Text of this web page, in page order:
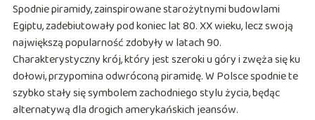
Spodnie piramidy, zainspirowane starożytnymi budowlami
Egiptu, zadebiutowały pod koniec lat 80. XX wieku, lecz swoją
największą popularność zdobyły w latach 90.
Charakterystyczny krój, który jest szeroki u góry i zwęża się ku
dołowi, przypomina odwróconą piramidę. W Polsce spodnie te
szybko stały się symbolem zachodniego stylu życia, będąc
alternatywą dla drogich amerykańskich jeansów.